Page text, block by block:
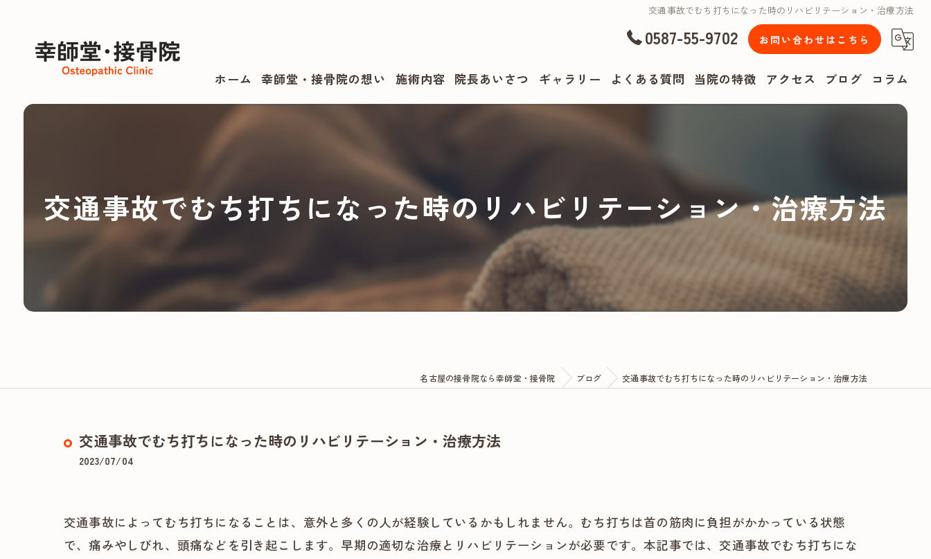
交通事故でむち打ちになった時のリハビリテーション・治療方法
0587-55-9702 お問い合わせはこちら
ホーム 幸師堂・接骨院の想い 施術内容 院長あいさつ ギャラリー よくある質問 当院の特徴
リハビリ
アクセス ブログ コラム
交通事故でむち打ちになった時のリハビリテーション・治療方法
名古屋の接骨院なら幸師堂・接骨院 ブログ 交通事故でむち打ちになった時のリハビリテーション・治療方法
交通事故でむち打ちになった時のリハビリテーション・治療方法
2023/07/04
交通事故によってむち打ちになることは、意外と多くの人が経験しているかもしれません。むち打ちは首の筋肉に負担がかかっている状態
で、痛みやしびれ、頭痛などを引き起こします。早期の適切な治療とリハビリテーションが必要です。本記事では、交通事故でむち打ちにな